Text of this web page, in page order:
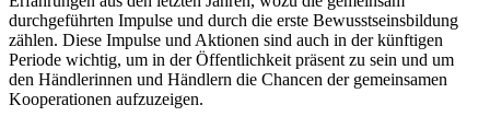
durchgeführten Impulse und durch die erste Bewusstseinsbildung
zählen. Diese Impulse und Aktionen sind auch in der künftigen
Periode wichtig, um in der Öffentlichkeit präsent zu sein und um
den Händlerinnen und Händlern die Chancen der gemeinsamen
Kooperationen aufzuzeigen.